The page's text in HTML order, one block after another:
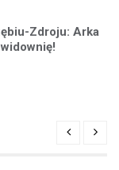
Zdroju: Arka